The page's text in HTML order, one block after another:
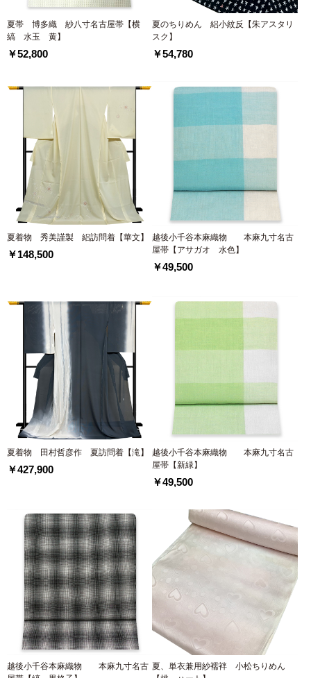
夏帯 博多織 紗八寸名古屋帯【横
縞 水玉 黄】
￥52,800
夏のちりめん 絽小紋反【朱アスタリ
スク】
￥54,780
夏着物 秀美謹製 絽訪問着【華文】
￥148,500
越後小千谷本麻織物 本麻九寸名古
屋帯【アサガオ 水色】
￥49,500
夏着物 田村哲彦作 夏訪問着【滝】
￥427,900
越後小千谷本麻織物 本麻九寸名古
屋帯【新緑】
￥49,500
越後小千谷本麻織物 本麻九寸名古 夏、単衣兼用紗襦袢 小松ちりめん